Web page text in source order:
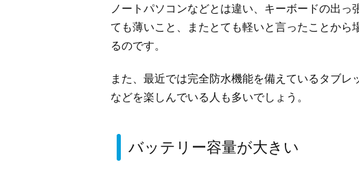
ノートパソコンなどとは違い、キーボードの出っ
ても薄いこと、またとても軽いと言ったことから
るのです。
また、最近では完全防水機能を備えているタブ
などを楽しんでいる人も多いでしょう。
バッテリー容量が大きい